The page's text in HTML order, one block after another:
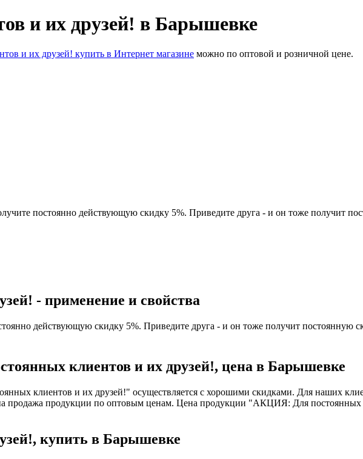
и их друзей! в Барышевке
и их друзей! купить в Интернет магазине можно по оптовой и розничной цене.
постоянно действующую скидку 5%. Приведите друга - и он тоже получит
- применение и свойства
действующую скидку 5%. Приведите друга - и он тоже получит постоянную
клиентов и их друзей!, цена в Барышевке
клиентов и их друзей!" осуществляется с хорошими скидками. Для наших
продажа продукции по оптовым ценам. Цена продукции "АКЦИЯ: Для постоянных
купить в Барышевке